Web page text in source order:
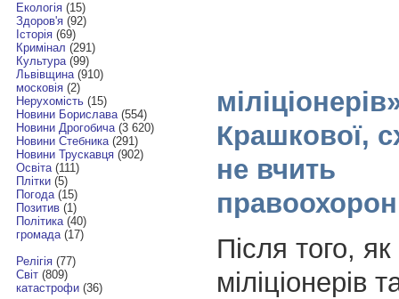
Екологія(15)
Здоров'я(92)
Історія(69)
Кримінал (291)
Культура(99)
Львівщина(910)
московія(2)
Нерухомість(15)
Новини Борислава(554)
Новини Дрогобича(3 620)
Новини Стебника(291)
Новини Трускавця(902)
Освіта(111)
Плітки(5)
Погода(15)
Позитив(1)
Політика(40)
громада(17)
Релігія(77)
Світ(809)
катастрофи(36)
Крашкової,
не вчить
Після того,
міліціонерів